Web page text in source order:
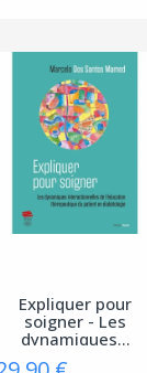
Expliquer pour
soigner - Les
dynamiques...